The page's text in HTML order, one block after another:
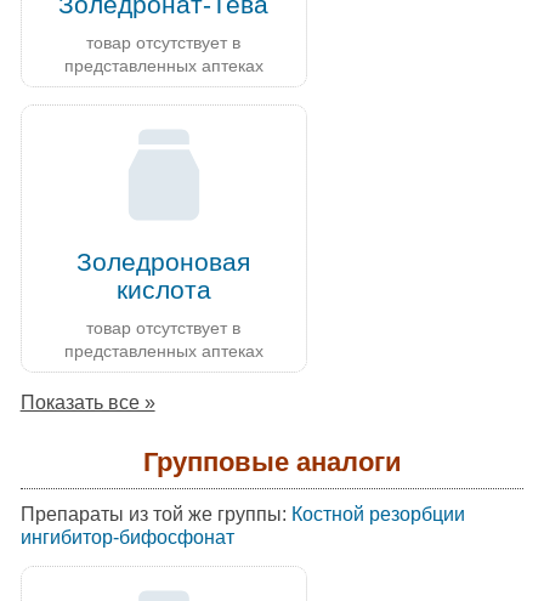
товар отсутствует в
представленных аптеках
Золедроновая
кислота
товар отсутствует в
представленных аптеках
Показать все »
Групповые аналоги
Препараты из той же группы: Костной резорбции
ингибитор-бифосфонат